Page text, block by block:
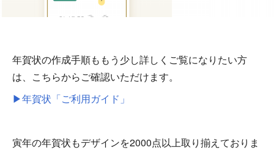
年賀状の作成手順ももう少し詳しくご覧になりたい方
は、こちらからご確認いただけます。
▶年賀状「ご利用ガイド」
寅年の年賀状もデザインを2000点以上取り揃えておりま